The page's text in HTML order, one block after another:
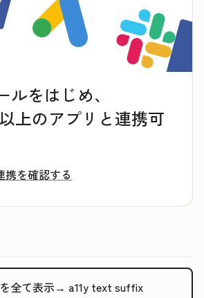
ルをはじめ、
上のアプリと連携可
携を確認する
全て表示→ a11y text suffix